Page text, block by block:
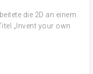
die 2D an einem
„Invent your own